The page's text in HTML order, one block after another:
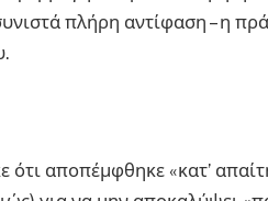
πλήρη αντίφαση – η
αποπέμφθηκε «κατ’